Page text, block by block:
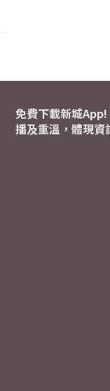
免費下載新城
播及重溫，體現資